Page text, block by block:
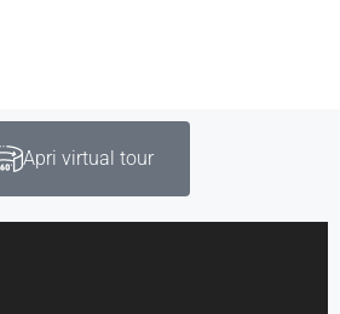
Apri virtual tour